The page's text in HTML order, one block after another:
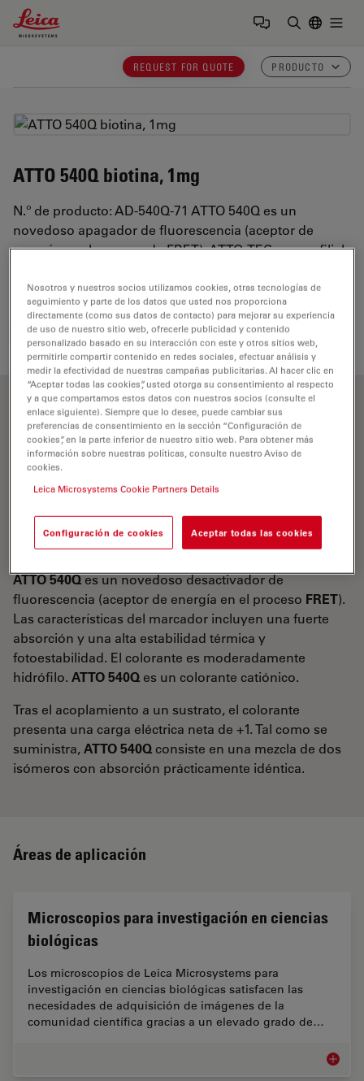
Leica Microsystems Logo
REQUEST FOR QUOTE PRODUCTO
ATTO 540Q biotina, 1mg
N.º de producto: AD-540Q-71 ATTO 540Q es un
novedoso apagador de fluorescencia (aceptor de
energía en el proceso de FRET). ATTO-TEC es una filial
REQUEST FOR QUOTE
Propiedades ópticas
λabs= 543 nm
ε
máx= 1,05×10 M
CF2800 = ε280/εmax= 0,27
ATTO 540Qes un novedoso desactivador de
fluorescencia (aceptor de energía en el proceso FRET).
Las características del marcador incluyen una fuerte
absorción y una alta estabilidad térmica y
fotoestabilidad. El colorante es moderadamente
hidrófilo. ATTO 540Q es un colorante catiónico.
Tras el acoplamiento a un sustrato, el colorante
presenta una carga eléctrica neta de +1. Tal como se
suministra,ATTO 540Qconsiste en una mezcla de dos
isómeros con absorción prácticamente idéntica.
Áreas de aplicación
Microscopios para investigación en ciencias
biológicas
Los microscopios de Leica Microsystems para
investigación en ciencias biológicas satisfacen las
necesidades de adquisición de imágenes de la
comunidad científica gracias a un elevado grado de…
Nosotros y nuestros socios utilizamos cookies, otras tecnologías de
seguimiento y parte de los datos que usted nos proporciona
directamente (como sus datos de contacto) para mejorar su experiencia
de uso de nuestro sitio web, ofrecerle publicidad y contenido
personalizado basado en su interacción con este y otros sitios web,
permitirle compartir contenido en redes sociales, efectuar análisis y
medir la efectividad de nuestras campañas publicitarias. Al hacer clic en
“Aceptar todas las cookies”, usted otorga su consentimiento al respecto
y a que compartamos estos datos con nuestros socios (consulte el
enlace siguiente). Siempre que lo desee, puede cambiar sus
preferencias de consentimiento en la sección “Configuración de
cookies”, en la parte inferior de nuestro sitio web. Para obtener más
información sobre nuestras políticas, consulte nuestro Aviso de
cookies.
Leica Microsystems Cookie Partners Details
Configuración de cookies Aceptar todas las cookies